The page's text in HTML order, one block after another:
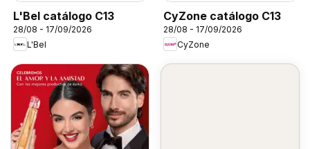
L'Bel catálogo C13
28/08 - 17/09/2026
L'Bel
CyZone catálogo C13
28/08 - 17/09/2026
CyZone